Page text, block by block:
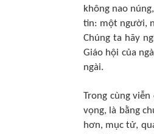
không nao
tin: một người,
Chúng ta hãy
Giáo hội của
ngài.
Trong cùng
vọng, là bằng
hơn, mục tử,